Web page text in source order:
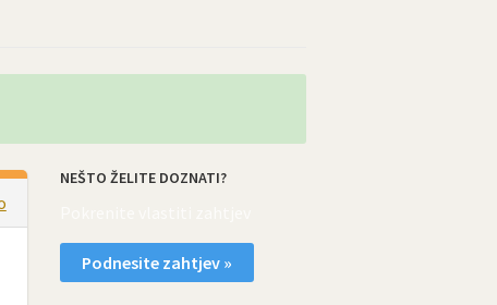
NEŠTO ŽELITE DOZNATI?
Podnesite zahtjev »